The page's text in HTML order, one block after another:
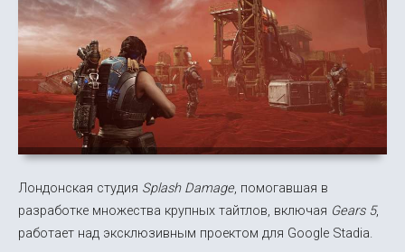
Лондонская студия Splash Damage, помогавшая в
разработке множества крупных тайтлов, включая Gears 5,
работает над эксклюзивным проектом для Google Stadia.